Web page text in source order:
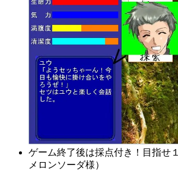
ゲーム終了後は採点付き！目指せ
メロンソーダ様）